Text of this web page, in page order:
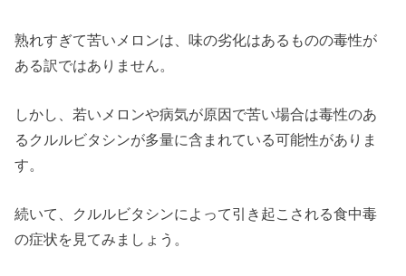
熟れすぎて苦いメロンは、味の劣化はあるものの毒性が
ある訳ではありません。
しかし、若いメロンや病気が原因で苦い場合は毒性のあ
るクルルビタシンが多量に含まれている可能性がありま
す。
続いて、クルルビタシンによって引き起こされる食中毒
の症状を見てみましょう。